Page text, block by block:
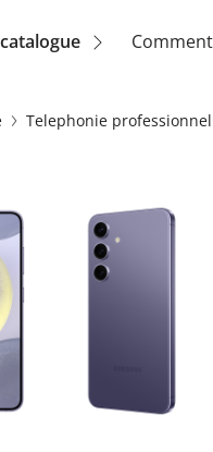
Telephonie